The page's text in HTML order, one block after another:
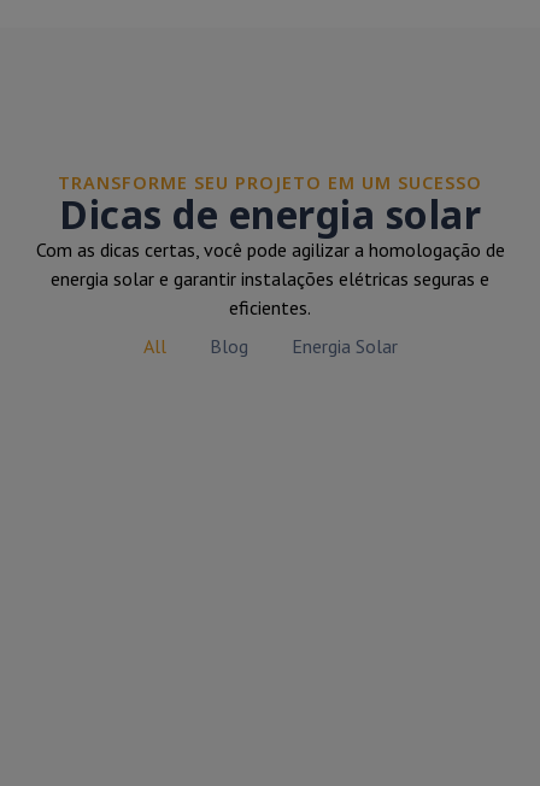
TRANSFORME SEU PROJETO EM UM SUCESSO
Dicas de energia solar
Com as dicas certas, você pode agilizar a homologação de
energia solar e garantir instalações elétricas seguras e
eficientes.
All
Blog Energia Solar